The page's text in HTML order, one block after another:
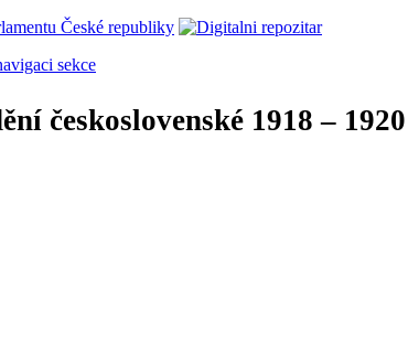
sekce
československé 1918 – 1920